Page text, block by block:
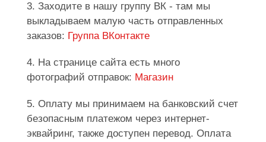
3. Заходите в нашу группу ВК - там мы
выкладываем малую часть отправленных
заказов: Группа ВКонтакте
4. На странице сайта есть много
фотографий отправок: Магазин
5. Оплату мы принимаем на банковский счет
безопасным платежом через интернет-
эквайринг, также доступен перевод. Оплата